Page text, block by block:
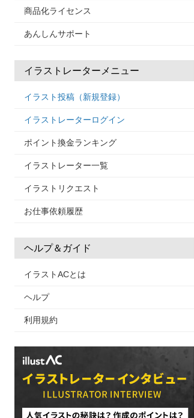
商品化ライセンス
あんしんサポート
イラストレーターメニュー
イラスト投稿（新規登録）
イラストレーターログイン
ポイント換金ランキング
イラストレーター一覧
イラストリクエスト
お仕事依頼履歴
ヘルプ＆ガイド
イラストACとは
ヘルプ
利用規約